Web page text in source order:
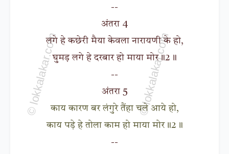
--
अंतरा 4
लगे हे कछेरी मैया केवला नारायणी के हो,
घुमड़ लगे हे दरबार हो माया मोर॥2॥
--
अंतरा 5
काय कारण बर लंगुरे तैंहा चले आये हो,
काय पड़े हे तोला काम हो माया मोर॥2॥
--